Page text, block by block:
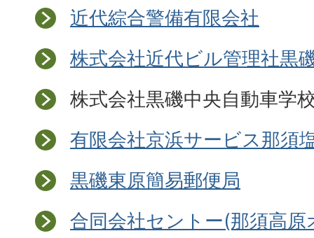
近代綜合警備有限会社
株式会社近代ビル管理社黒
株式会社黒磯中央自動車学
有限会社京浜サービス那須
黒磯東原簡易郵便局
合同会社セントー(那須高